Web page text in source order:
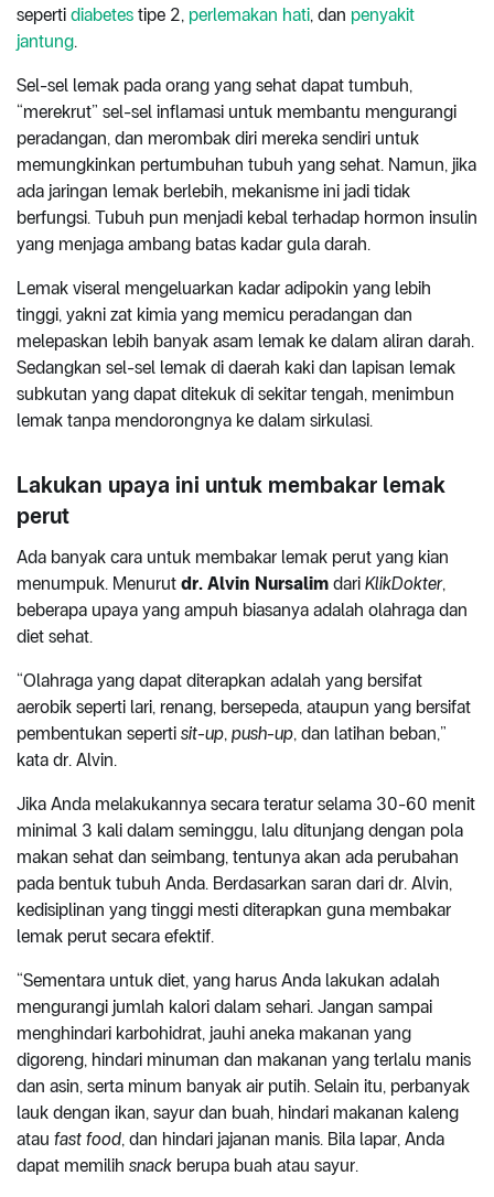
seperti diabetes tipe 2, perlemakan hati, dan penyakit
jantung.
Sel-sel lemak pada orang yang sehat dapat tumbuh,
“merekrut” sel-sel inflamasi untuk membantu mengurangi
peradangan, dan merombak diri mereka sendiri untuk
memungkinkan pertumbuhan tubuh yang sehat. Namun, jika
ada jaringan lemak berlebih, mekanisme ini jadi tidak
berfungsi. Tubuh pun menjadi kebal terhadap hormon insulin
yang menjaga ambang batas kadar gula darah.
Lemak viseral mengeluarkan kadar adipokin yang lebih
tinggi, yakni zat kimia yang memicu peradangan dan
melepaskan lebih banyak asam lemak ke dalam aliran darah.
Sedangkan sel-sel lemak di daerah kaki dan lapisan lemak
subkutan yang dapat ditekuk di sekitar tengah, menimbun
lemak tanpa mendorongnya ke dalam sirkulasi.
Lakukan upaya ini untuk membakar lemak
perut
Ada banyak cara untuk membakar lemak perut yang kian
menumpuk. Menurut dr. Alvin Nursalim dari KlikDokter,
beberapa upaya yang ampuh biasanya adalah olahraga dan
diet sehat.
“Olahraga yang dapat diterapkan adalah yang bersifat
aerobik seperti lari, renang, bersepeda, ataupun yang bersifat
pembentukan seperti sit-up, push-up, dan latihan beban,”
kata dr. Alvin.
Jika Anda melakukannya secara teratur selama 30-60 menit
minimal 3 kali dalam seminggu, lalu ditunjang dengan pola
makan sehat dan seimbang, tentunya akan ada perubahan
pada bentuk tubuh Anda. Berdasarkan saran dari dr. Alvin,
kedisiplinan yang tinggi mesti diterapkan guna membakar
lemak perut secara efektif.
“Sementara untuk diet, yang harus Anda lakukan adalah
mengurangi jumlah kalori dalam sehari. Jangan sampai
menghindari karbohidrat, jauhi aneka makanan yang
digoreng, hindari minuman dan makanan yang terlalu manis
dan asin, serta minum banyak air putih. Selain itu, perbanyak
lauk dengan ikan, sayur dan buah, hindari makanan kaleng
atau fast food, dan hindari jajanan manis. Bila lapar, Anda
dapat memilih snack berupa buah atau sayur.